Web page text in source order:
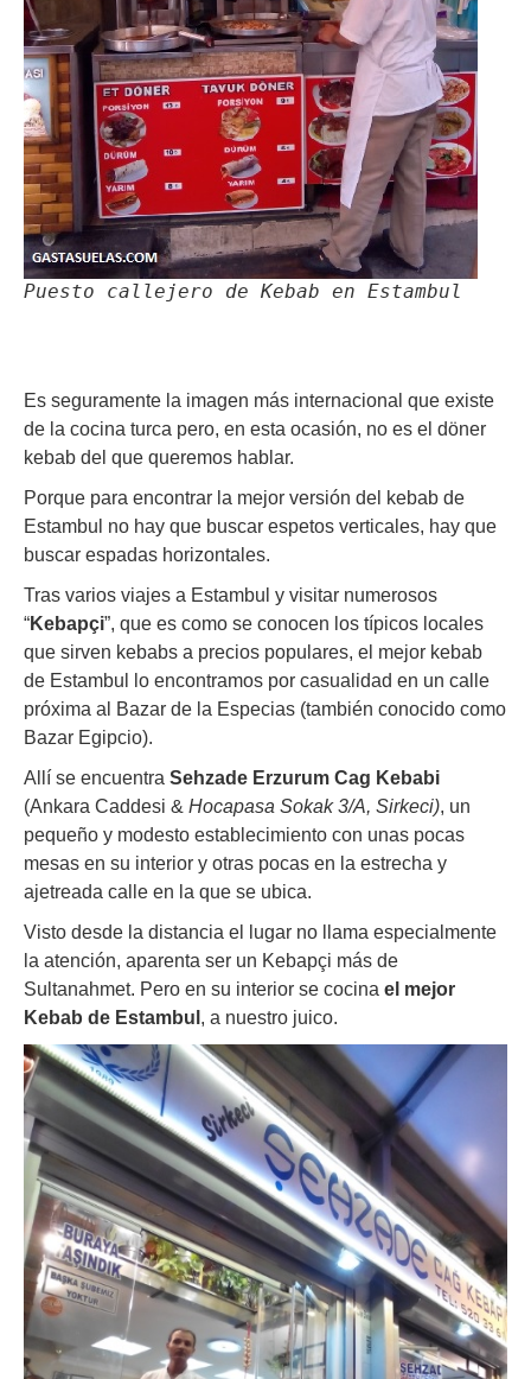
Puesto callejero de Kebab en Estambul
Es seguramente la imagen más internacional que existe
de la cocina turca pero, en esta ocasión, no es el döner
kebab del que queremos hablar.
Porque para encontrar la mejor versión del kebab de
Estambul no hay que buscar espetos verticales, hay que
buscar espadas horizontales.
Tras varios viajes a Estambul y visitar numerosos
“Kebapçi”, que es como se conocen los típicos locales
que sirven kebabs a precios populares, el mejor kebab
de Estambul lo encontramos por casualidad en un calle
próxima al Bazar de la Especias (también conocido como
Bazar Egipcio).
Allí se encuentra Sehzade Erzurum Cag Kebabi
(Ankara Caddesi & Hocapasa Sokak 3/A, Sirkeci), un
pequeño y modesto establecimiento con unas pocas
mesas en su interior y otras pocas en la estrecha y
ajetreada calle en la que se ubica.
Visto desde la distancia el lugar no llama especialmente
la atención, aparenta ser un Kebapçi más de
Sultanahmet. Pero en su interior se cocina el mejor
Kebab de Estambul , a nuestro juico.